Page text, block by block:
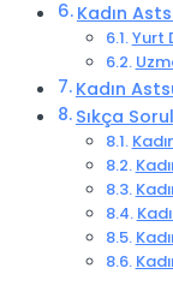
Kadın
Yurt
Kadın
Sıkça